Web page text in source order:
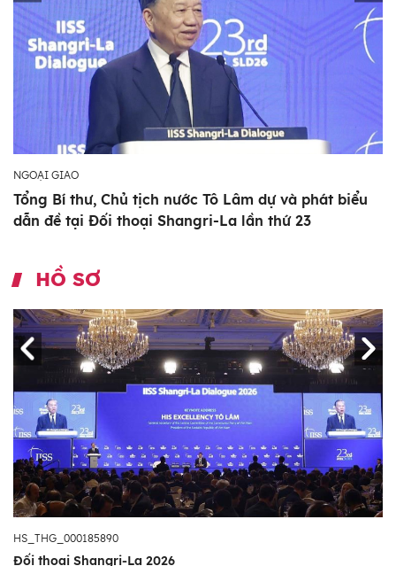
NGOẠI GIAO
Tổng Bí thư, Chủ tịch nước Tô Lâm dự và phát biểu
dẫn đề tại Đối thoại Shangri-La lần thứ 23
HỒ SƠ
HS_THG_000185890
Đối thoại Shangri-La 2026